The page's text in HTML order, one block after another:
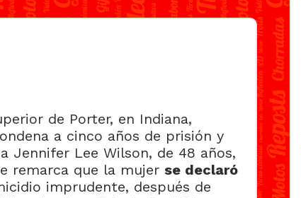
de Porter, en Indiana,
a cinco años de prisión y
Jennifer Lee Wilson, de 48 años,
remarca que la mujer se declaró
imprudente, después de